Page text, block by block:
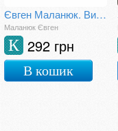
Євген Маланюк. Вибрані твори
Маланюк Євген
292 грн
К
В кошик